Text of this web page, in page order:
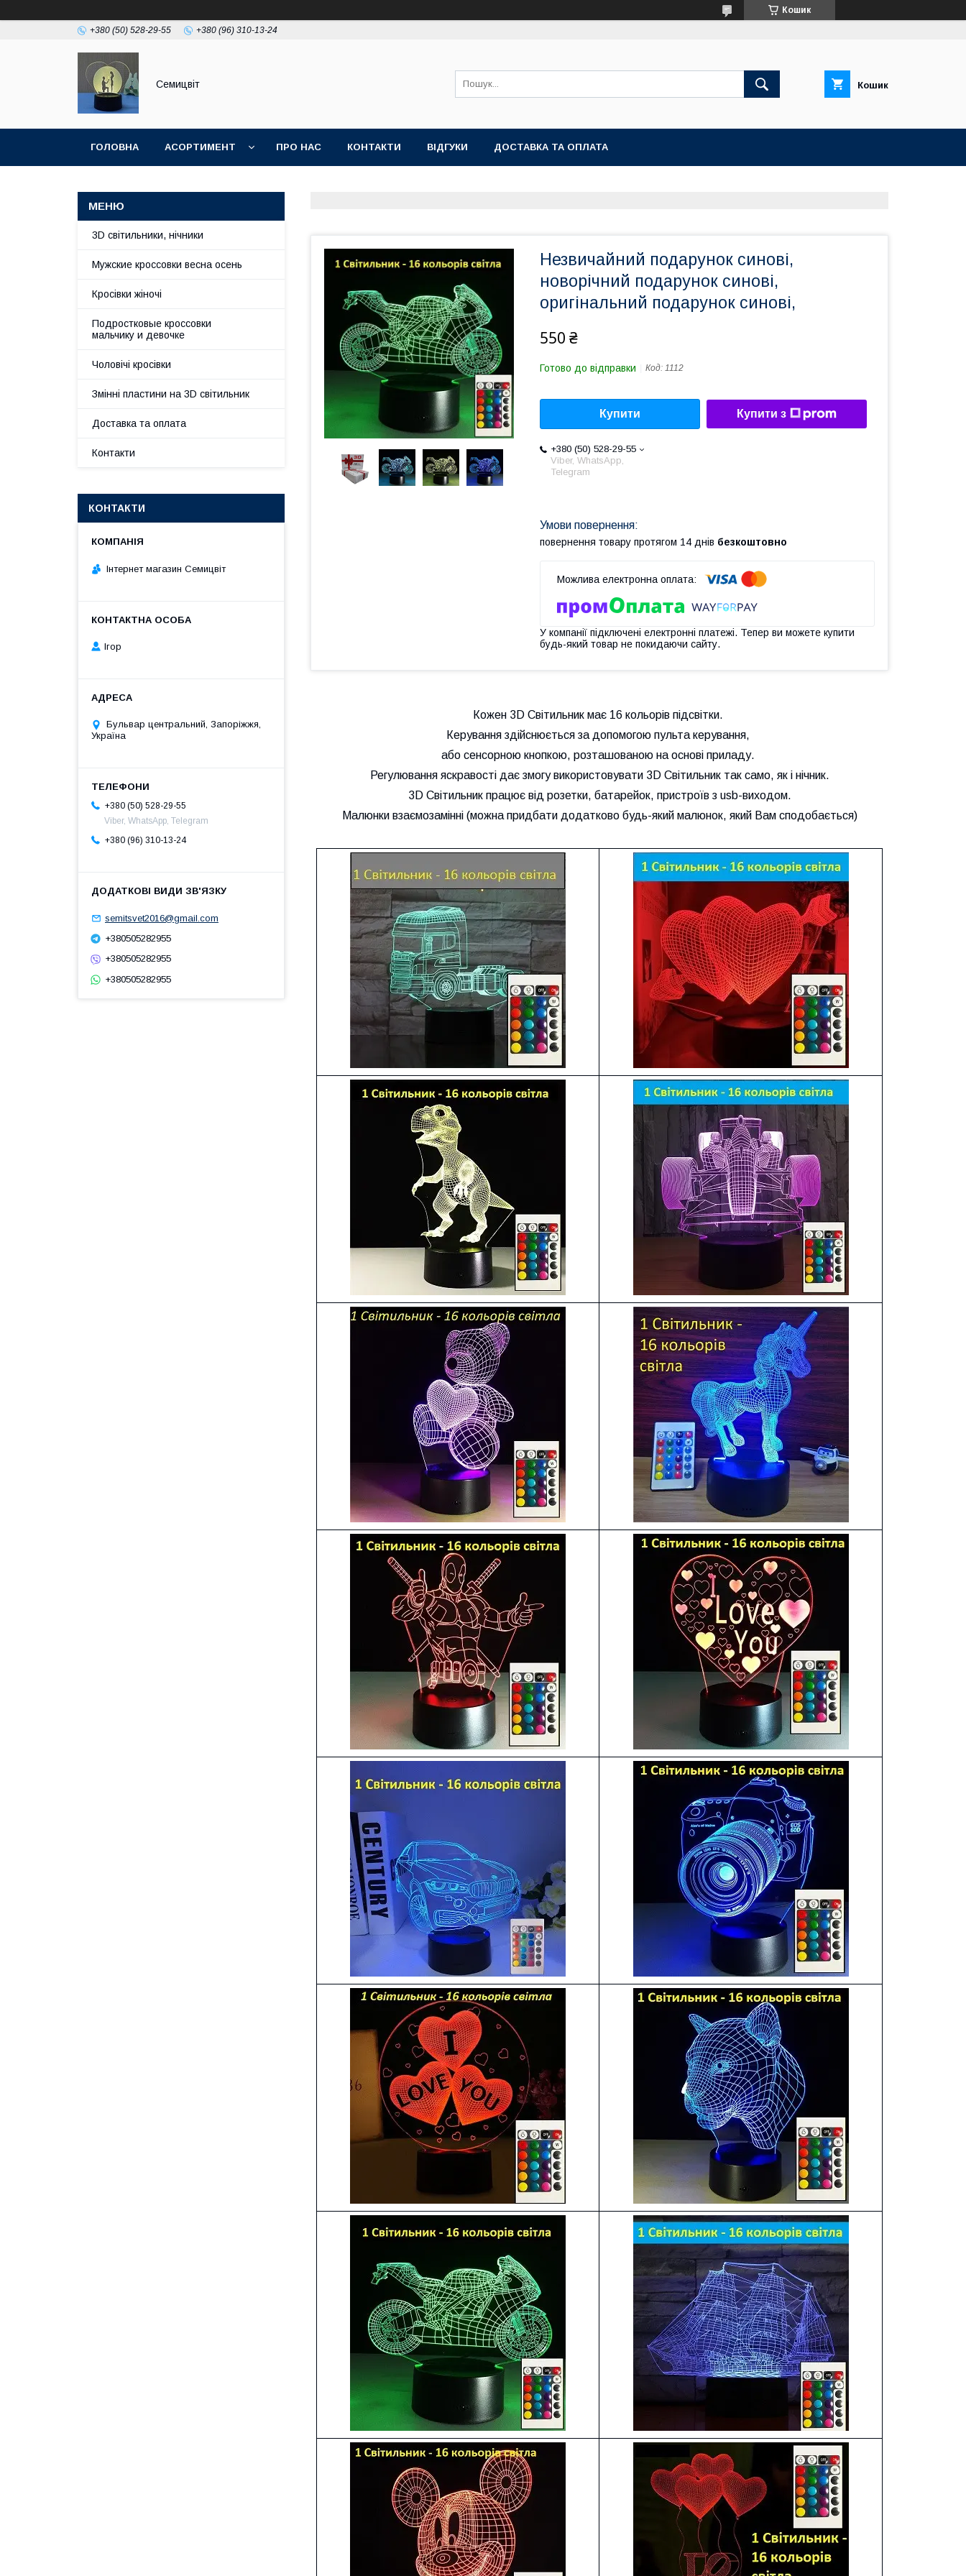
Кошик
+380 (50) 528-29-55 +380 (96) 310-13-24
Семицвіт Кошик
ГОЛОВНА АСОРТИМЕНТ ПРО НАС КОНТАКТИ ВІДГУКИ ДОСТАВКА ТА ОПЛАТА
Незвичайний подарунок синові,
новорічний подарунок синові,
оригінальний подарунок синові,
550 ₴
Готово до відправки Код: 1112
Купити Купити з
+380 (50) 528-29-55
Viber, WhatsApp,
Telegram
повернення товару протягом 14 днів безкоштовно
У компанії підключені електронні платежі. Тепер ви можете купити
будь-який товар не покидаючи сайту.
Кожен 3D Світильник має 16 кольорів підсвітки.
Керування здійснюється за допомогою пульта керування,
або сенсорною кнопкою, розташованою на основі приладу.
Регулювання яскравості дає змогу використовувати 3D Світильник так само, як і нічник.
3D Світильник працює від розетки, батарейок, пристроїв з usb-виходом.
Малюнки взаємозамінні (можна придбати додатково будь-який малюнок, який Вам сподобається)
3D світильники, нічники
Мужские кроссовки весна осень
Кросівки жіночі
Подростковые кроссовки
мальчику и девочке
Чоловічі кросівки
Змінні пластини на 3D світильник
Доставка та оплата
Контакти
КОНТАКТИ
Інтернет магазин Семицвіт
Ігор
Бульвар центральний, Запоріжжя,
Україна
+380 (50) 528-29-55
Viber, WhatsApp, Telegram
+380 (96) 310-13-24
semitsvet2016@gmail.com
+380505282955
+380505282955
+380505282955